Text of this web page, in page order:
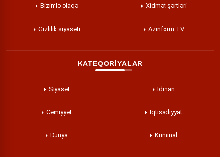
Bizimlə əlaqə Xidmət şərtləri
Gizlilik siyasəti Azinform TV
KATEQORİYALAR
Siyasət İdman
Cəmiyyət İqtisadiyyat
Dünya Kriminal